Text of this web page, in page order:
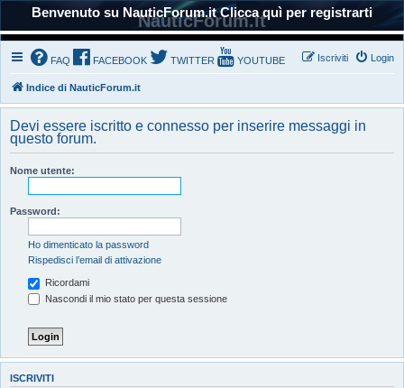
Benvenuto su NauticForum.it Clicca quì per registrarti
NauticForum.it
FAQ FACEBOOK TWITTER YOUTUBE Login
Iscriviti
Indice di NauticForum.it
Devi essere iscritto e connesso per inserire messaggi in
questo forum.
Nome utente:
Password:
Ho dimenticato la password
Rispedisci l’email di attivazione
Ricordami
Nascondi il mio stato per questa sessione
ISCRIVITI